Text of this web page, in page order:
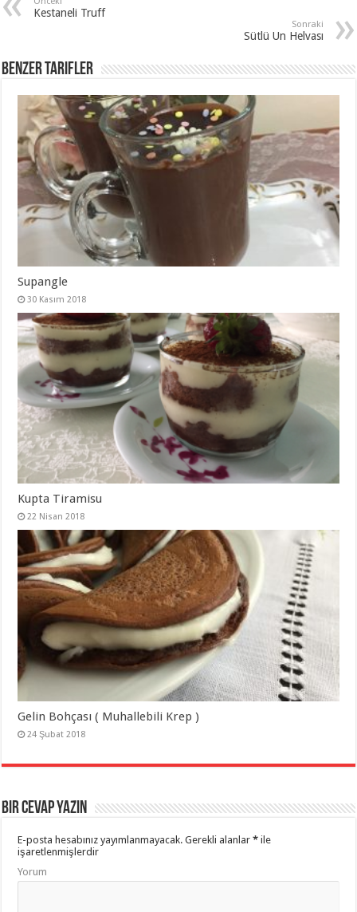
Kestaneli Truff
Sonraki
Sütlü Un Helvası
Benzer Tarifler
Supangle
30 Kasım 2018
Kupta Tiramisu
22 Nisan 2018
Gelin Bohçası ( Muhallebili Krep )
24 Şubat 2018
Bir cevap yazın
E-posta hesabınız yayımlanmayacak. Gerekli alanlar* ile
işaretlenmişlerdir
Yorum